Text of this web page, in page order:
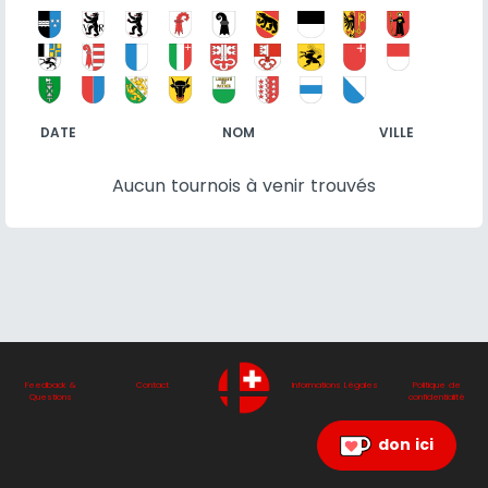
DATE NOM VILLE
Aucun tournois à venir trouvés
Feedback &
Questions
Contact Informations Légales
Politique de
confidentialité
don ici